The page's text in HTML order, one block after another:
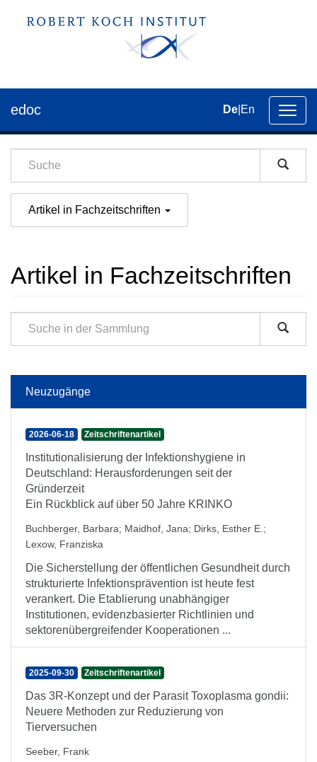
der
edoc De En
Artikel in Fachzeitschriften
Artikel in Fachzeitschriften
Neuzugänge
2026-06-18 Zeitschriftenartikel
Institutionalisierung der Infektionshygiene in
Deutschland: Herausforderungen seit der
Gründerzeit
Ein Rückblick auf über 50 Jahre KRINKO
Buchberger, Barbara; Maidhof, Jana; Dirks, Esther E. ;
Lexow, Franziska
Die Sicherstellung der öffentlichen Gesundheit durch
strukturierte Infektionsprävention ist heute fest
verankert. Die Etablierung unabhängiger
Institutionen, evidenzbasierter Richtlinien und
sektorenübergreifender Kooperationen ...
2025-09-30 Zeitschriftenartikel
Das 3R-Konzept und der Parasit Toxoplasma gondii:
Neuere Methoden zur Reduzierung von
Tierversuchen
Seeber, Frank